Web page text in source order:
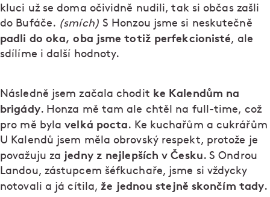
kluci už se doma očividně nudili, tak si občas zašli
do Bufáče. (smích) S Honzou jsme si neskutečně
padli do oka, oba jsme totiž perfekcionisté, ale
sdílíme i další hodnoty.
Následně jsem začala chodit ke Kalendům na
brigády. Honza mě tam ale chtěl na full-time, což
pro mě byla velká pocta. Ke kuchařům a cukrářům
U Kalendů jsem měla obrovský respekt, protože je
považuju za jedny z nejlepších v Česku. S Ondrou
Landou, zástupcem šéfkuchaře, jsme si vždycky
notovali a já cítila, že jednou stejně skončím tady.